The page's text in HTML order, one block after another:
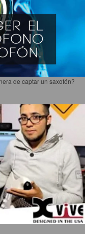
de captar un saxofón?